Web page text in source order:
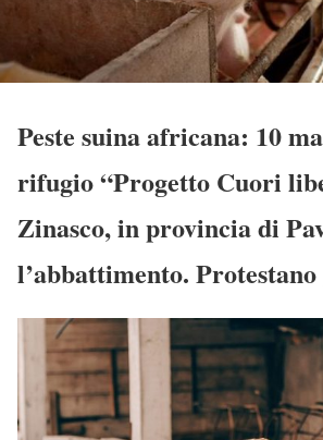
Peste suina africana: 10
rifugio “Progetto Cuori
Zinasco, in provincia di
l’abbattimento.